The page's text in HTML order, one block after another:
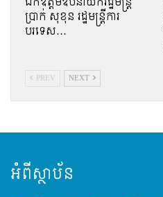
ប្រាក់ សុខុន រដ្ឋមន្រ្តីការ
បរទេស…
PREV NEXT
អំពីស្ថាប័ន